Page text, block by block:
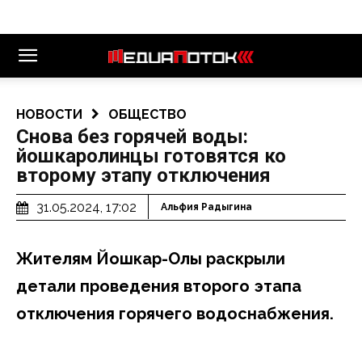
НОВОСТИ ОБЩЕСТВО
Снова без горячей воды:
йошкаролинцы готовятся ко
второму этапу отключения
31.05.2024, 17:02 Альфия Радыгина
Жителям Йошкар-Олы раскрыли
детали проведения второго этапа
отключения горячего водоснабжения.